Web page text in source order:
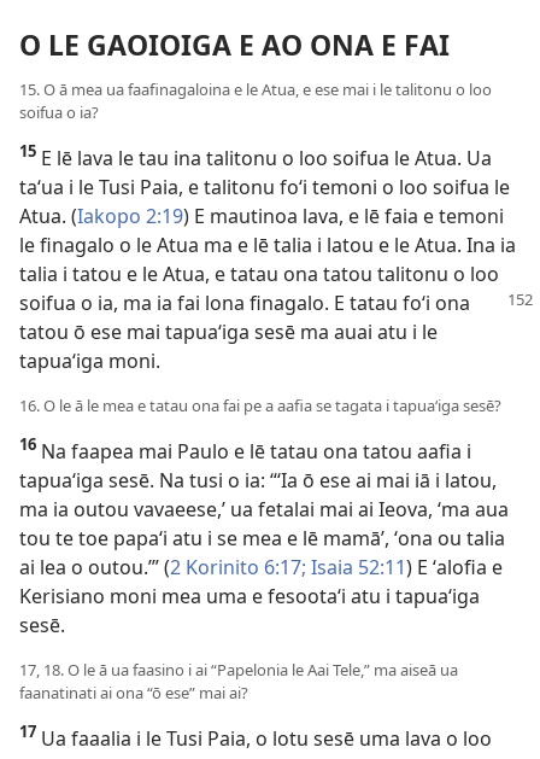
O LE GAOIOIGA E AO ONA E FAI
15. O ā mea ua faafinagaloina e le Atua, e ese mai i le talitonu o loo
soifua o ia?
15 E lē lava le tau ina talitonu o loo soifua le Atua. Ua
taʻua i le Tusi Paia, e talitonu foʻi temoni o loo soifua le
Atua. (Iakopo 2:19) E mautinoa lava, e lē faia e temoni
le finagalo o le Atua ma e lē talia i latou e le Atua. Ina ia
talia i tatou e le Atua, e tatau ona tatou talitonu o loo
soifua o ia, ma ia fai lona finagalo. E tatau foʻi ona
tatou ō ese mai tapuaʻiga sesē ma auai atu i le
tapuaʻiga moni.
16. O le ā le mea e tatau ona fai pe a aafia se tagata i tapuaʻiga sesē?
16 Na faapea mai Paulo e lē tatau ona tatou aafia i
tapuaʻiga sesē. Na tusi o ia: “ʻIa ō ese ai mai iā i latou,
ma ia outou vavaeese,’ ua fetalai mai ai Ieova, ʻma aua
tou te toe papaʻi atu i se mea e lē mamā’, ʻona ou talia
ai lea o outou.’” (2 Korinito 6:17; Isaia 52:11) E ʻalofia e
Kerisiano moni mea uma e fesootaʻi atu i tapuaʻiga
sesē.
17, 18. O le ā ua faasino i ai “Papelonia le Aai Tele,” ma aiseā ua
faanatinati ai ona “ō ese” mai ai?
17 Ua faaalia i le Tusi Paia, o lotu sesē uma lava o loo